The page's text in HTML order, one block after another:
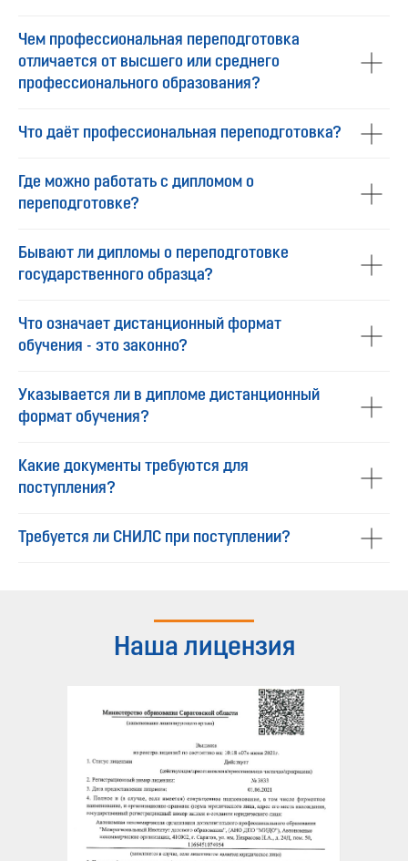
Чем профессиональная переподготовка
отличается от высшего или среднего
профессионального образования?
Что даёт профессиональная переподготовка?
Где можно работать с дипломом о
переподготовке?
Бывают ли дипломы о переподготовке
государственного образца?
Что означает дистанционный формат
обучения - это законно?
Указывается ли в дипломе дистанционный
формат обучения?
Какие документы требуются для
поступления?
Требуется ли СНИЛС при поступлении?
Наша лицензия